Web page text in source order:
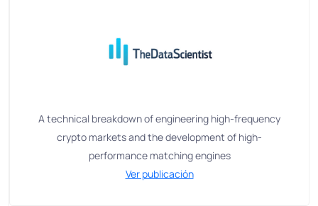
A technical breakdown of engineering high-frequency
crypto markets and the development of high-
performance matching engines
Ver publicación